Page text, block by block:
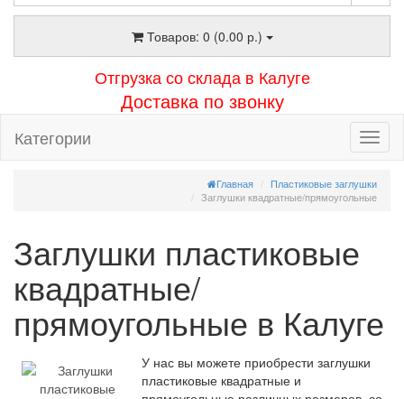
Товаров: 0 (0.00 р.)
Отгрузка со склада в Калуге
Доставка по звонку
Категории
Главная
Пластиковые заглушки
Заглушки квадратные/прямоугольные
Заглушки пластиковые
квадратные/
прямоугольные в Калуге
У нас вы можете приобрести заглушки
пластиковые квадратные и